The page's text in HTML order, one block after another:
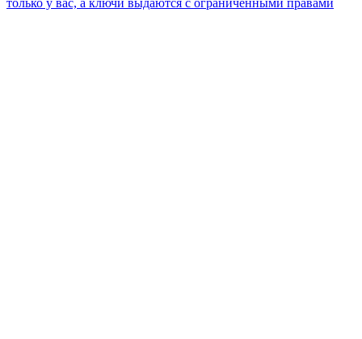
только у вас, а ключи выдаются с ограниченными правами